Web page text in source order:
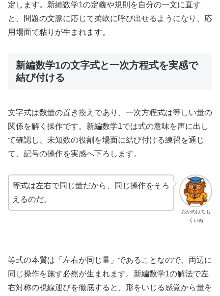
定します。新編数学1の定義や規則を自分の一文に直す
と、問題の文脈に応じて柔軟に呼び出せるようになり、応
用場面で粘りが生まれます。
新編数学1の文字式と一次方程式を実感で
結び付ける
文字式は数量の置き換えであり、一次方程式は等しい量の
関係を解く操作です。新編数学1では式の意味を声に出し
て確認し、未知数の役割を場面に結び付ける練習を通じ
て、記号の操作を実感へ下ろします。
おかめはちも
くいぬ
等式は左右で同じ量だから、同じ操作をそろ
えるのだ。
等式の本質は「左右が同じ量」であることなので、両辺に
同じ操作を施す必然が生まれます。新編数学1の解法で左
右対称の視線運びを徹底すると、形をいじる感覚から量を